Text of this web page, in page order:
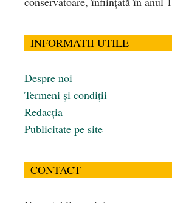
INFORMATII UTILE
Despre noi
Termeni și condiții
Redacția
Publicitate pe site
CONTACT